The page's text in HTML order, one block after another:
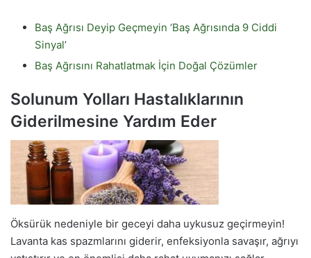
Baş Ağrısı Deyip Geçmeyin ‘Baş Ağrısında 9 Ciddi
Sinyal’
Baş Ağrısını Rahatlatmak İçin Doğal Çözümler
Solunum Yolları Hastalıklarının
Giderilmesine Yardım Eder
Öksürük nedeniyle bir geceyi daha uykusuz geçirmeyin!
Lavanta kas spazmlarını giderir, enfeksiyonla savaşır, ağrıyı